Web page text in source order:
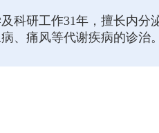
科研工作31年，擅长内
、痛风等代谢疾病的诊治。